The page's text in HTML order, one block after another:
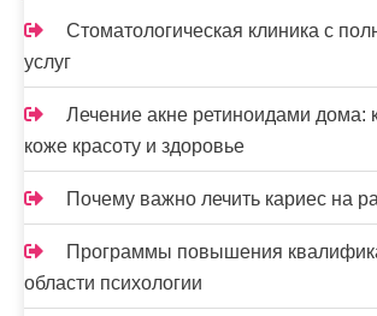
ц
и
я
з
а
п
и
Стоматологическая клиника с
услуг
Лечение акне ретиноидами дома:
коже красоту и здоровье
Почему важно лечить кариес на
Программы повышения
области психологии